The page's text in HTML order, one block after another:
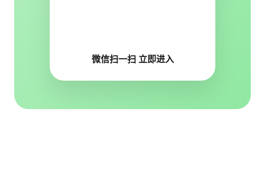
微信扫一扫 立即进入